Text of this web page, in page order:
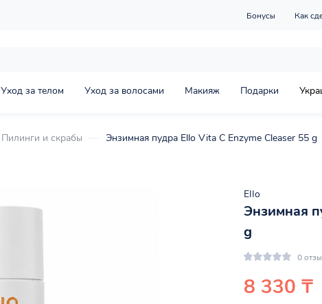
Бонусы Как
Уход за телом Уход за волосами Макияж Подарки
Пилинги и скрабы Энзимная пудра Ello Vita C Enzyme Cleaser 55 g
EIIo
Энзимная
g
0
8 330 ₸